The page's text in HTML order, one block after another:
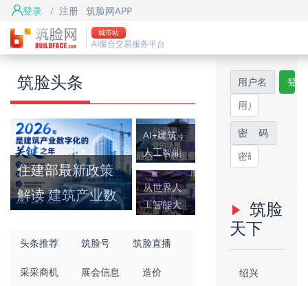
登录 / 注册 筑脸网APP
城市站
AI撮合交易服务平台
筑脸头条
筑脸吧
筑脸头条
住建部最新政策
解读 建筑产业数
车道
AI+建筑：
人工智能
正在改变
建筑业的8
个场景
从世界人
工智能大
机器人的
展
头条推荐 筑脸号 筑脸直播
采采商机 展会信息 造价
用户名
密 码
登录
筑脸
天下
绍兴